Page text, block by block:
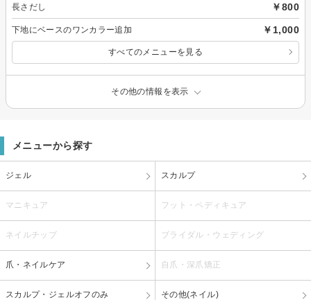
長さだし ￥800
下地にベースのワンカラー追加 ￥1,000
すべてのメニューを見る
その他の情報を表示
メニューから探す
ジェル スカルプ
マニキュア フット・ペディキュア
ネイルチップ ブライダル・ウェディング
爪・ネイルケア 自爪・深爪矯正
スカルプ・ジェルオフのみ その他(ネイル)